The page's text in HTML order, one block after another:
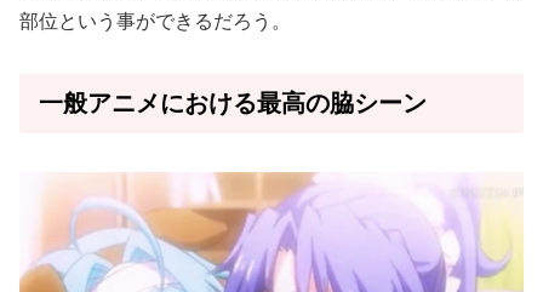
部位という事ができるだろう。
一般アニメにおける最高の脇シーン